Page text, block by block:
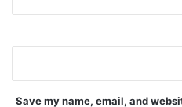
Save my name, email, and